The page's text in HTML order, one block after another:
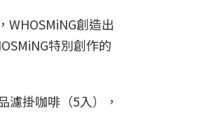
創造出
特別創作的
濾掛咖啡（5入），